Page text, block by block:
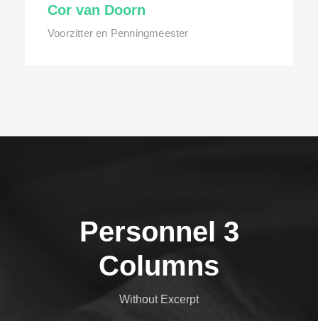
Cor van Doorn
Voorzitter en Penningmeester
Personnel 3
Columns
Without Excerpt